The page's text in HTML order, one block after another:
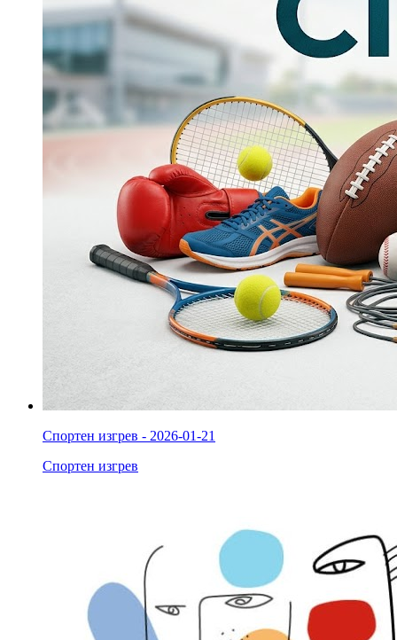
Спортен изгрев - 2026-01-21
Спортен изгрев